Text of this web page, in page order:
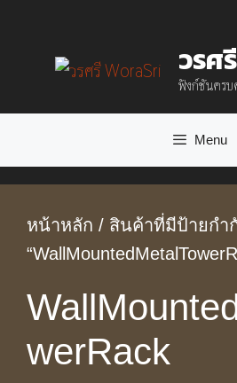
วรศ
ฟังก์ชันครบ
Menu
หน้าหลัก / สินค้าที่มีป้ายกำ
werRack